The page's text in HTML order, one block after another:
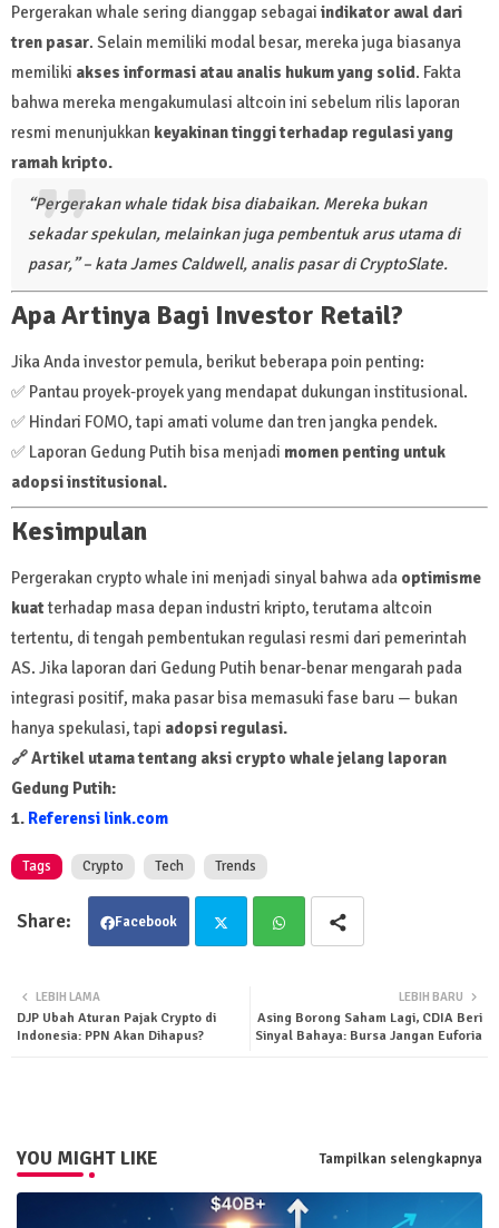
Pergerakan whale sering dianggap sebagai indikator awal dari
tren pasar. Selain memiliki modal besar, mereka juga biasanya
memiliki akses informasi atau analis hukum yang solid. Fakta
bahwa mereka mengakumulasi altcoin ini sebelum rilis laporan
resmi menunjukkan keyakinan tinggi terhadap regulasi yang
ramah kripto.
“Pergerakan whale tidak bisa diabaikan. Mereka bukan
sekadar spekulan, melainkan juga pembentuk arus utama di
pasar,” – kata James Caldwell, analis pasar di CryptoSlate.
Apa Artinya Bagi Investor Retail?
Jika Anda investor pemula, berikut beberapa poin penting:
✅ Pantau proyek-proyek yang mendapat dukungan institusional.
✅ Hindari FOMO, tapi amati volume dan tren jangka pendek.
✅ Laporan Gedung Putih bisa menjadi momen penting untuk
adopsi institusional.
Kesimpulan
Pergerakan crypto whale ini menjadi sinyal bahwa ada optimisme
kuatterhadap masa depan industri kripto, terutama altcoin
tertentu, di tengah pembentukan regulasi resmi dari pemerintah
AS. Jika laporan dari Gedung Putih benar-benar mengarah pada
integrasi positif, maka pasar bisa memasuki fase baru — bukan
hanya spekulasi, tapi adopsi regulasi.
🔗 Artikel utama tentang aksi crypto whale jelang laporan
Gedung Putih:
1. Referensi link.com
Tags Crypto Tech Trends
Facebook
ter tsa
LEBIH BARU
Asing Borong Saham Lagi, CDIA Beri
Sinyal Bahaya: Bursa Jangan Euforia
LEBIH LAMA
DJP Ubah Aturan Pajak Crypto di
Indonesia: PPN Akan Dihapus?
YOU MIGHT LIKE Tampilkan selengkapnya